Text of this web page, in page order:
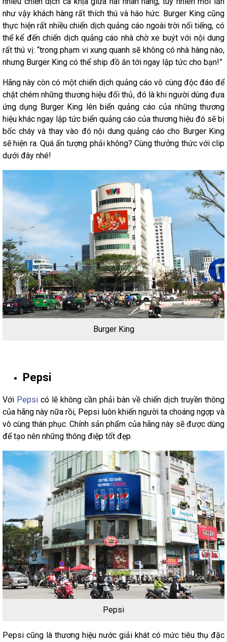
như vậy khách hàng rất thích thú và háo hức. Burger King cũng
thực hiện rất nhiều chiến dịch quảng cáo ngoài trời nổi tiếng, có
thể kể đến chiến dịch quảng cáo nhà chờ xe buýt với nội dung
rất thú vị: “trong phạm vi xung quanh sẽ không có nhà hàng nào,
nhưng Burger King có thể ship đồ ăn tới ngay lập tức cho bạn!”
Hãng này còn có một chiến dịch quảng cáo vô cùng độc đáo để
chặt chém những thương hiệu đối thủ, đó là khi người dùng đưa
ứng dụng Burger King lên biển quảng cáo của những thương
hiệu khác ngay lập tức biển quảng cáo của thương hiệu đó sẽ bị
bốc cháy và thay vào đó nội dung quảng cáo cho Burger King
sẽ hiện ra. Quá ấn tượng phải không? Cùng thưởng thức với clip
dưới đây nhé!
Burger King
Pepsi
Với Pepsi có lẽ không cần phải bàn về chiến dịch truyền thông
của hãng này nữa rồi, Pepsi luôn khiến người ta choáng ngợp và
vô cùng thán phục. Chính sản phẩm của hãng này sẽ được dùng
để tạo nên những thông điệp tốt đẹp.
Pepsi
Pepsi cũng là thương hiệu nước giải khát có mức tiêu thụ đặc